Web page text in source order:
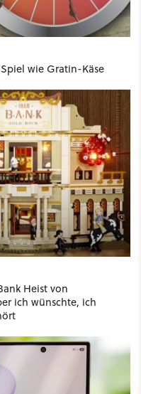
wie Gratin-Käse
Heist von
ich wünschte, ich